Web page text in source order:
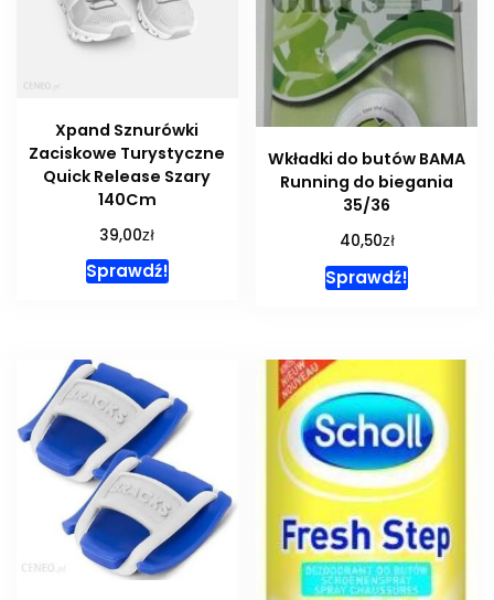
Xpand Sznurówki
Zaciskowe Turystyczne
Quick Release Szary
140Cm
39,00zł
Sprawdź!
Wkładki do butów BAMA
Running do biegania
35/36
40,50zł
Sprawdź!